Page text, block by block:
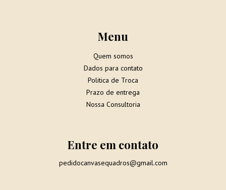
Menu
Quem somos
Dados para contato
Politica de Troca
Prazo de entrega
Nossa Consultoria
Entre em contato
pedidocanvasequadros@gmail.com